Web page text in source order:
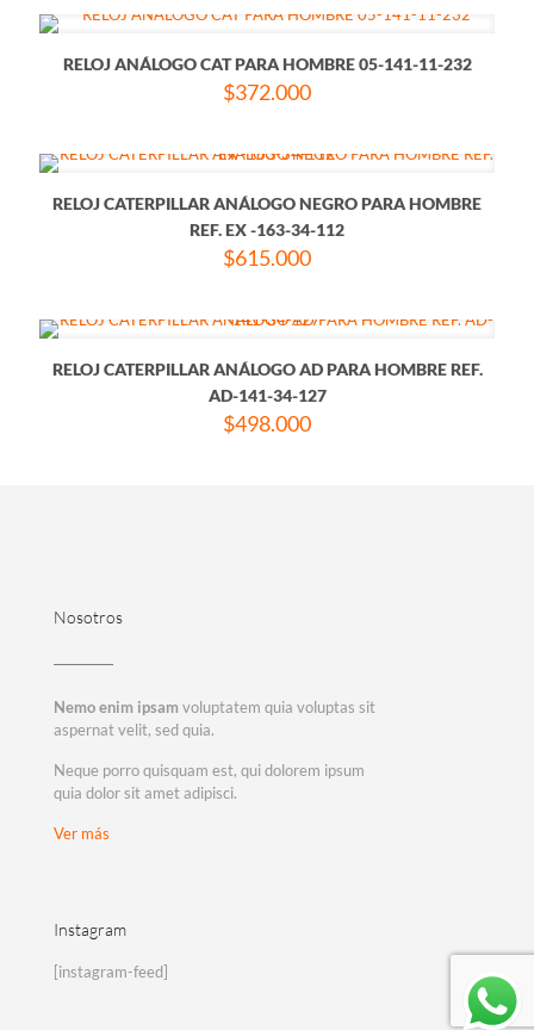
RELOJ ANÁLOGO CAT PARA HOMBRE 05-141-11-232
$372.000
RELOJ CATERPILLAR ANÁLOGO NEGRO PARA HOMBRE
REF. EX -163-34-112
$615.000
RELOJ CATERPILLAR ANÁLOGO AD PARA HOMBRE REF.
AD-141-34-127
$498.000
Nosotros
Nemo enim ipsam voluptatem quia voluptas sit
aspernat velit, sed quia.
Neque porro quisquam est, qui dolorem ipsum
quia dolor sit amet adipisci.
Ver más
Instagram
[instagram-feed]